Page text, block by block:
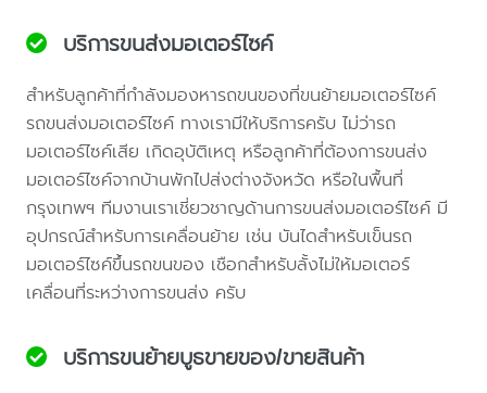
บริการขนส่งมอเตอร์ไซค์
สำหรับลูกค้าที่กำลังมองหารถขนของที่ขนย้ายมอเตอร์ไซค์
รถขนส่งมอเตอร์ไซค์ ทางเรามีให้บริการครับ ไม่ว่ารถ
มอเตอร์ไซค์เสีย เกิดอุบัติเหตุ หรือลูกค้าที่ต้องการขนส่ง
มอเตอร์ไซค์จากบ้านพักไปส่งต่างจังหวัด หรือในพื้นที่
กรุงเทพฯ ทีมงานเราเชี่ยวชาญด้านการขนส่งมอเตอร์ไซค์ มี
อุปกรณ์สำหรับการเคลื่อนย้าย เช่น บันไดสำหรับเข็นรถ
มอเตอร์ไซค์ขึ้นรถขนของ เชือกสำหรับลั้งไม่ให้มอเตอร์
เคลื่อนที่ระหว่างการขนส่ง ครับ
บริการขนย้ายบูธขายของ/ขายสินค้า